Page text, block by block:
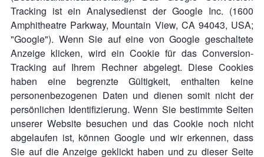
Tracking ist ein Analysedienst der Google Inc. (1600
Amphitheatre Parkway, Mountain View, CA 94043, USA;
"Google"). Wenn Sie auf eine von Google geschaltete
Anzeige klicken, wird ein Cookie für das Conversion-
Tracking auf Ihrem Rechner abgelegt. Diese Cookies
haben eine begrenzte Gültigkeit, enthalten keine
personenbezogenen Daten und dienen somit nicht der
persönlichen Identifizierung. Wenn Sie bestimmte Seiten
unserer Website besuchen und das Cookie noch nicht
abgelaufen ist, können Google und wir erkennen, dass
Sie auf die Anzeige geklickt haben und zu dieser Seite